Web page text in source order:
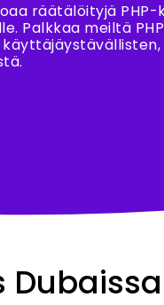
räätälöityjä
Palkkaa meiltä
Dubaissa